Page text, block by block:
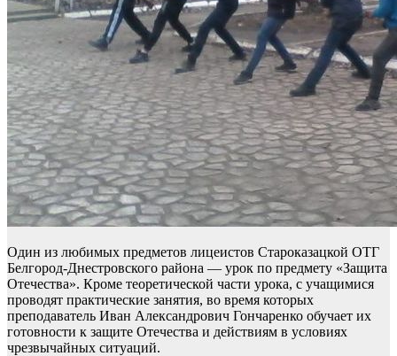
Один из любимых предметов лицеистов Староказацкой ОТГ
Белгород-Днестровского района — урок по предмету «Защита
Отечества». Кроме теоретической части урока, с учащимися
проводят практические занятия, во время которых
преподаватель Иван Александрович Гончаренко обучает их
готовности к защите Отечества и действиям в условиях
чрезвычайных ситуаций.